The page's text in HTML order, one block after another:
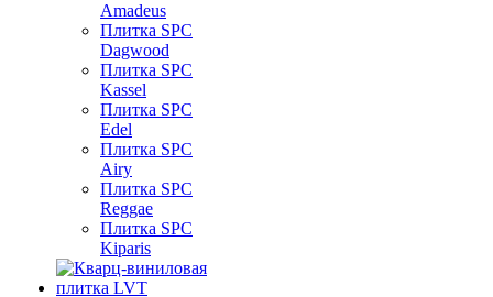
Amadeus
Плитка SPC
Dagwood
Плитка SPC
Kassel
Плитка SPC
Edel
Плитка SPC
Airy
Плитка SPC
Reggae
Плитка SPC
Kiparis